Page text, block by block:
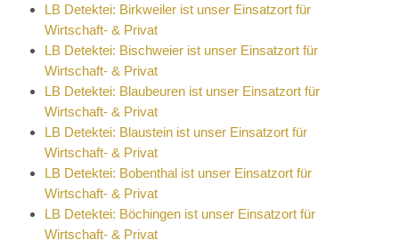
LB Detektei: Birkweiler ist unser Einsatzort für
Wirtschaft- & Privat
LB Detektei: Bischweier ist unser Einsatzort für
Wirtschaft- & Privat
LB Detektei: Blaubeuren ist unser Einsatzort für
Wirtschaft- & Privat
LB Detektei: Blaustein ist unser Einsatzort für
Wirtschaft- & Privat
LB Detektei: Bobenthal ist unser Einsatzort für
Wirtschaft- & Privat
LB Detektei: Böchingen ist unser Einsatzort für
Wirtschaft- & Privat